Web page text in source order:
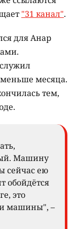
"31 канал".
для Анар
месяца.
тем,
Машину
сейчас ею
обойдётся
это
машины", –